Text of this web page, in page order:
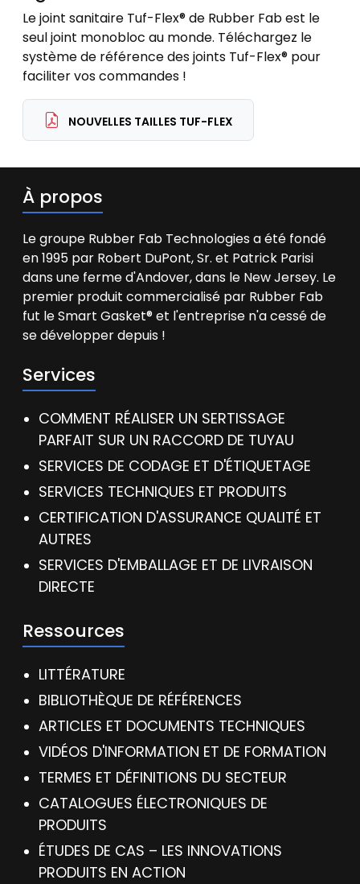
Le joint sanitaire Tuf-Flex® de Rubber Fab est le
seul joint monobloc au monde. Téléchargez le
système de référence des joints Tuf-Flex® pour
faciliter vos commandes !
NOUVELLES TAILLES TUF-FLEX
À propos
Le groupe Rubber Fab Technologies a été fondé
en 1995 par Robert DuPont, Sr. et Patrick Parisi
dans une ferme d'Andover, dans le New Jersey. Le
premier produit commercialisé par Rubber Fab
fut le Smart Gasket® et l'entreprise n'a cessé de
se développer depuis !
Services
COMMENT RÉALISER UN SERTISSAGE
PARFAIT SUR UN RACCORD DE TUYAU
SERVICES DE CODAGE ET D'ÉTIQUETAGE
SERVICES TECHNIQUES ET PRODUITS
CERTIFICATION D'ASSURANCE QUALITÉ ET
AUTRES
SERVICES D'EMBALLAGE ET DE LIVRAISON
DIRECTE
Ressources
LITTÉRATURE
BIBLIOTHÈQUE DE RÉFÉRENCES
ARTICLES ET DOCUMENTS TECHNIQUES
VIDÉOS D'INFORMATION ET DE FORMATION
TERMES ET DÉFINITIONS DU SECTEUR
CATALOGUES ÉLECTRONIQUES DE
PRODUITS
ÉTUDES DE CAS – LES INNOVATIONS
PRODUITS EN ACTION